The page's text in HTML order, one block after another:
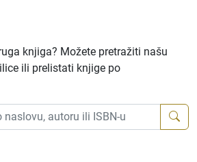
knjiga? Možete pretražiti našu
ili prelistati knjige po